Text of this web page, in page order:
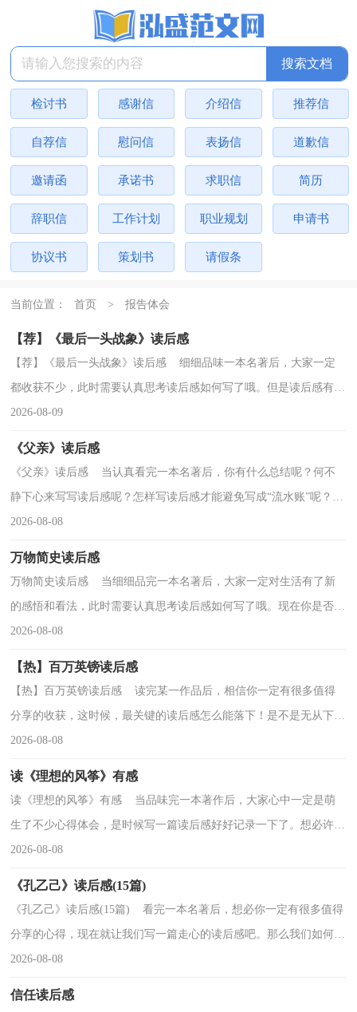
检讨书 感谢信 介绍信 推荐信
自荐信 慰问信 表扬信 道歉信
邀请函 承诺书 求职信 简历
辞职信 工作计划 职业规划 申请书
协议书 策划书 请假条
当前位置： 首页 > 报告体会
【荐】《最后一头战象》读后感
【荐】《最后一头战象》读后感 细细品味一本名著后，大家一定
都收获不少，此时需要认真思考读后感如何写了哦。但是读后感有什
么要求呢？以下是小编整理的《最后一头战象》读后...
2026-08-09
《父亲》读后感
《父亲》读后感 当认真看完一本名著后，你有什么总结呢？何不
静下心来写写读后感呢？怎样写读后感才能避免写成“流水账”呢？下
面是小编为大家整理的《父亲》读后感，希望对大家有...
2026-08-08
万物简史读后感
万物简史读后感 当细细品完一本名著后，大家一定对生活有了新
的感悟和看法，此时需要认真思考读后感如何写了哦。现在你是否对
读后感一筹莫展呢？以下是小编为大家收集的万物简...
2026-08-08
【热】百万英镑读后感
【热】百万英镑读后感 读完某一作品后，相信你一定有很多值得
分享的收获，这时候，最关键的读后感怎么能落下！是不是无从下
笔、没有头绪？以下是小编帮大家整理的百万英镑读后感，希...
2026-08-08
读《理想的风筝》有感
读《理想的风筝》有感 当品味完一本著作后，大家心中一定是萌
生了不少心得体会，是时候写一篇读后感好好记录一下了。想必许多
人都在为如何写好读后感而烦恼吧，以下是小编收集...
2026-08-08
《孔乙己》读后感(15篇)
《孔乙己》读后感(15篇) 看完一本名著后，想必你一定有很多值得
分享的心得，现在就让我们写一篇走心的读后感吧。那么我们如何去
写读后感呢？以下是小编精心整理的《孔乙己》读...
2026-08-08
信任读后感